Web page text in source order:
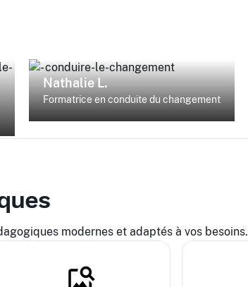
Nathalie L.
Formatrice en conduite du changement
modernes et adaptés à vos besoins.